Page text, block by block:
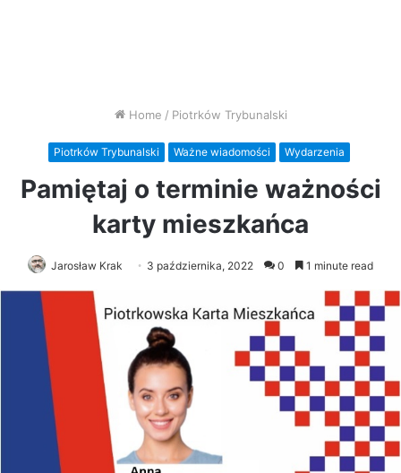
Home / Piotrków Trybunalski
Piotrków Trybunalski Ważne wiadomości Wydarzenia
Pamiętaj o terminie ważności
karty mieszkańca
Jarosław Krak 3 października, 2022 0 1 minute read